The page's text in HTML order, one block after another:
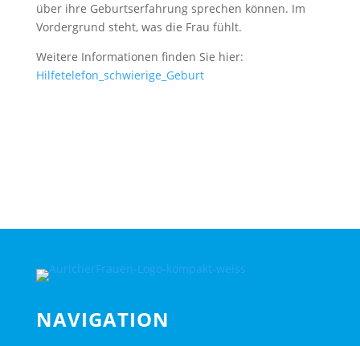
über ihre Geburtserfahrung sprechen können. Im
Vordergrund steht, was die Frau fühlt.
Weitere Informationen finden Sie hier:
Hilfetelefon_schwierige_Geburt
NAVIGATION